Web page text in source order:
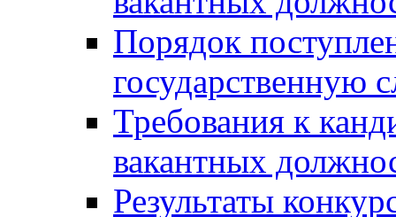
Порядок
государственную
Требования к
вакантных
Результаты